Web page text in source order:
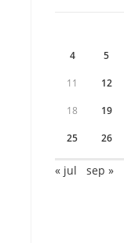
4 5
11 12
18 19
25 26
« jul sep »